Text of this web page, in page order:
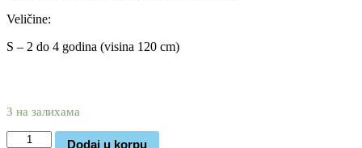
Veličine:
S – 2 do 4 godina (visina 120 cm)
3 на залихама
Batman
Dodaj u korpu